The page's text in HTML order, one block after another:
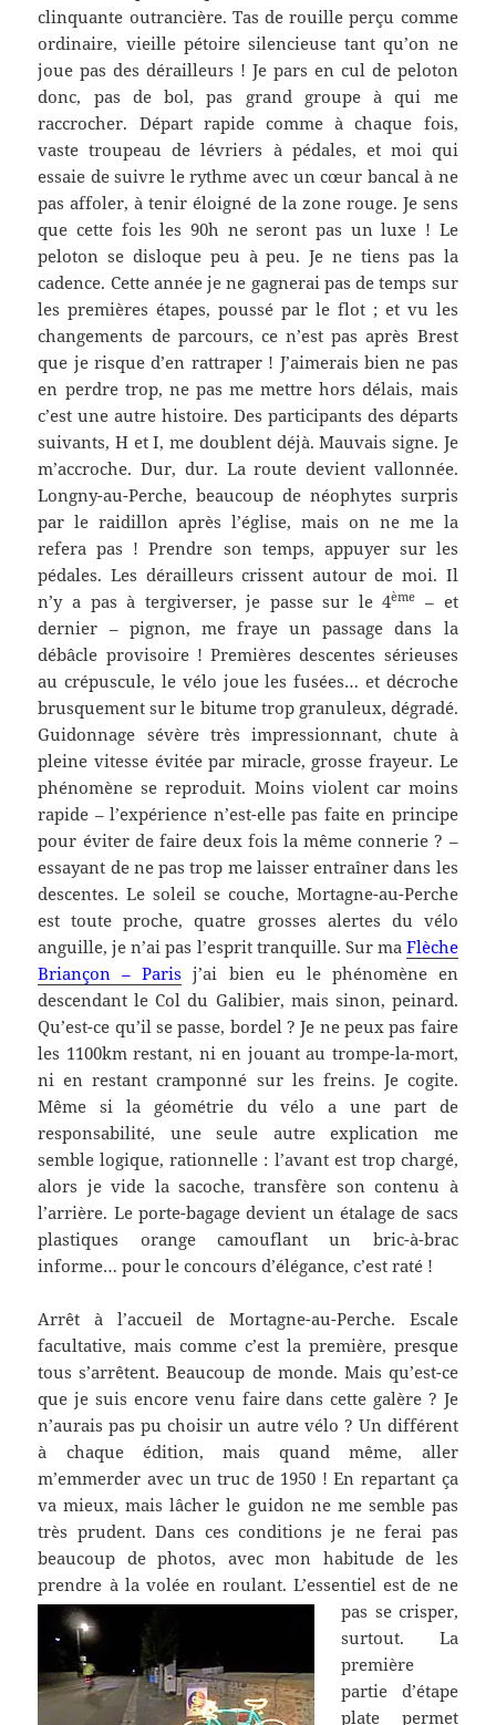
clinquante outrancière. Tas de rouille perçu comme
ordinaire, vieille pétoire silencieuse tant qu’on ne
joue pas des dérailleurs ! Je pars en cul de peloton
donc, pas de bol, pas grand groupe à qui me
raccrocher. Départ rapide comme à chaque fois,
vaste troupeau de lévriers à pédales, et moi qui
essaie de suivre le rythme avec un cœur bancal à ne
pas affoler, à tenir éloigné de la zone rouge. Je sens
que cette fois les 90h ne seront pas un luxe ! Le
peloton se disloque peu à peu. Je ne tiens pas la
cadence. Cette année je ne gagnerai pas de temps sur
les premières étapes, poussé par le flot ; et vu les
changements de parcours, ce n’est pas après Brest
que je risque d’en rattraper ! J’aimerais bien ne pas
en perdre trop, ne pas me mettre hors délais, mais
c’est une autre histoire. Des participants des départs
suivants, H et I, me doublent déjà. Mauvais signe. Je
m’accroche. Dur, dur. La route devient vallonnée.
Longny-au-Perche, beaucoup de néophytes surpris
par le raidillon après l’église, mais on ne me la
refera pas ! Prendre son temps, appuyer sur les
pédales. Les dérailleurs crissent autour de moi. Il
n’y a pas à tergiverser, je passe sur le 4ème – et
dernier – pignon, me fraye un passage dans la
débâcle provisoire ! Premières descentes sérieuses
au crépuscule, le vélo joue les fusées… et décroche
brusquement sur le bitume trop granuleux, dégradé.
Guidonnage sévère très impressionnant, chute à
pleine vitesse évitée par miracle, grosse frayeur. Le
phénomène se reproduit. Moins violent car moins
rapide – l’expérience n’est-elle pas faite en principe
pour éviter de faire deux fois la même connerie ? –
essayant de ne pas trop me laisser entraîner dans les
descentes. Le soleil se couche, Mortagne-au-Perche
est toute proche, quatre grosses alertes du vélo
anguille, je n’ai pas l’esprit tranquille. Sur ma Flèche
Briançon – Paris j’ai bien eu le phénomène en
descendant le Col du Galibier, mais sinon, peinard.
Qu’est-ce qu’il se passe, bordel ? Je ne peux pas faire
les 1100km restant, ni en jouant au trompe-la-mort,
ni en restant cramponné sur les freins. Je cogite.
Même si la géométrie du vélo a une part de
responsabilité, une seule autre explication me
semble logique, rationnelle : l’avant est trop chargé,
alors je vide la sacoche, transfère son contenu à
l’arrière. Le porte-bagage devient un étalage de sacs
plastiques orange camouflant un bric-à-brac
informe… pour le concours d’élégance, c’est raté !
Arrêt à l’accueil de Mortagne-au-Perche. Escale
facultative, mais comme c’est la première, presque
tous s’arrêtent. Beaucoup de monde. Mais qu’est-ce
que je suis encore venu faire dans cette galère ? Je
n’aurais pas pu choisir un autre vélo ? Un différent
à chaque édition, mais quand même, aller
m’emmerder avec un truc de 1950 ! En repartant ça
va mieux, mais lâcher le guidon ne me semble pas
très prudent. Dans ces conditions je ne ferai pas
beaucoup de photos, avec mon habitude de les
prendre à la volée en roulant.L’essentiel est de ne
pas se crisper,
surtout. La
première
partie d’étape
plate permet